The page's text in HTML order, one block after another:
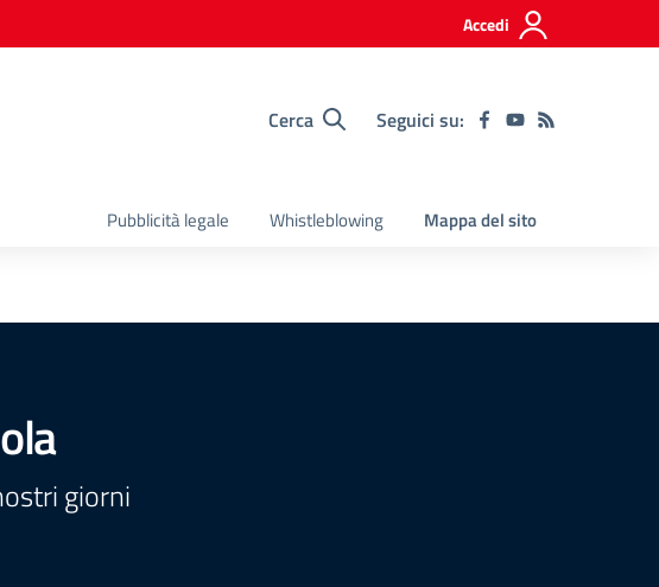
Accedi
Cerca Seguici su:
Pubblicità legale Whistleblowing Mappa del sito
giorni